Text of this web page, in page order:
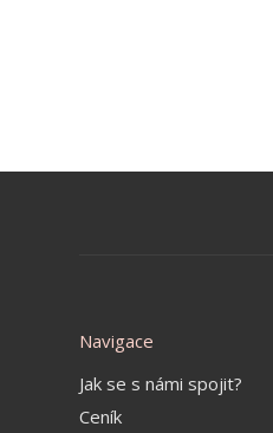
Navigace
Jak se s námi spojit?
Ceník